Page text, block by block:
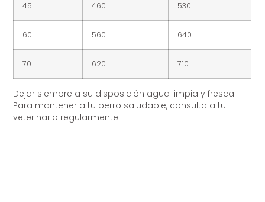
45 460 530
60 560 640
70 620 710
Dejar siempre a su disposición agua limpia y fresca.
Para mantener a tu perro saludable, consulta a tu
veterinario regularmente.